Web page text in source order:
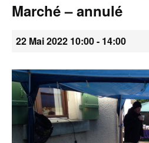
Canton
Marché – annulé
22 Mai 2022 10:00- 14:00